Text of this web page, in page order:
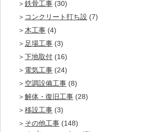
鉄骨工事 (30)
コンクリート打ち設 (7)
木工事 (4)
足場工事 (3)
下地取付 (16)
電気工事 (24)
空調設備工事 (8)
解体・復旧工事 (28)
移設工事 (3)
その他工事 (148)